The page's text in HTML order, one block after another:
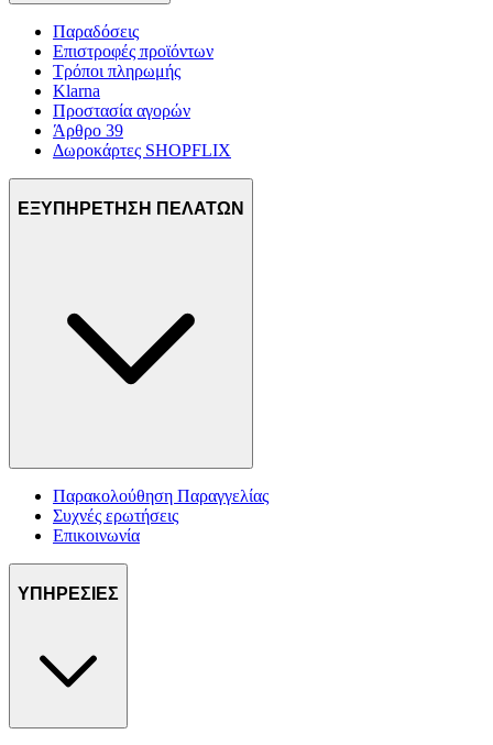
Παραδόσεις
Επιστροφές προϊόντων
Τρόποι πληρωμής
Klarna
Προστασία αγορών
Άρθρο 39
Δωροκάρτες SHOPFLIX
ΕΞΥΠΗΡΕΤΗΣΗ ΠΕΛΑΤΩΝ
Παρακολούθηση Παραγγελίας
Συχνές ερωτήσεις
Επικοινωνία
ΥΠΗΡΕΣΙΕΣ